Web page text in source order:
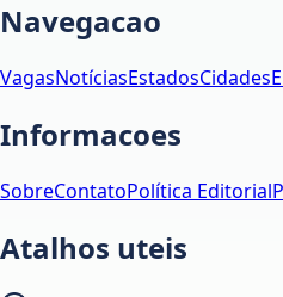
Navegacao
VagasNotíciasEstadosCidades
Informacoes
SobreContatoPolítica Editorial
Atalhos uteis